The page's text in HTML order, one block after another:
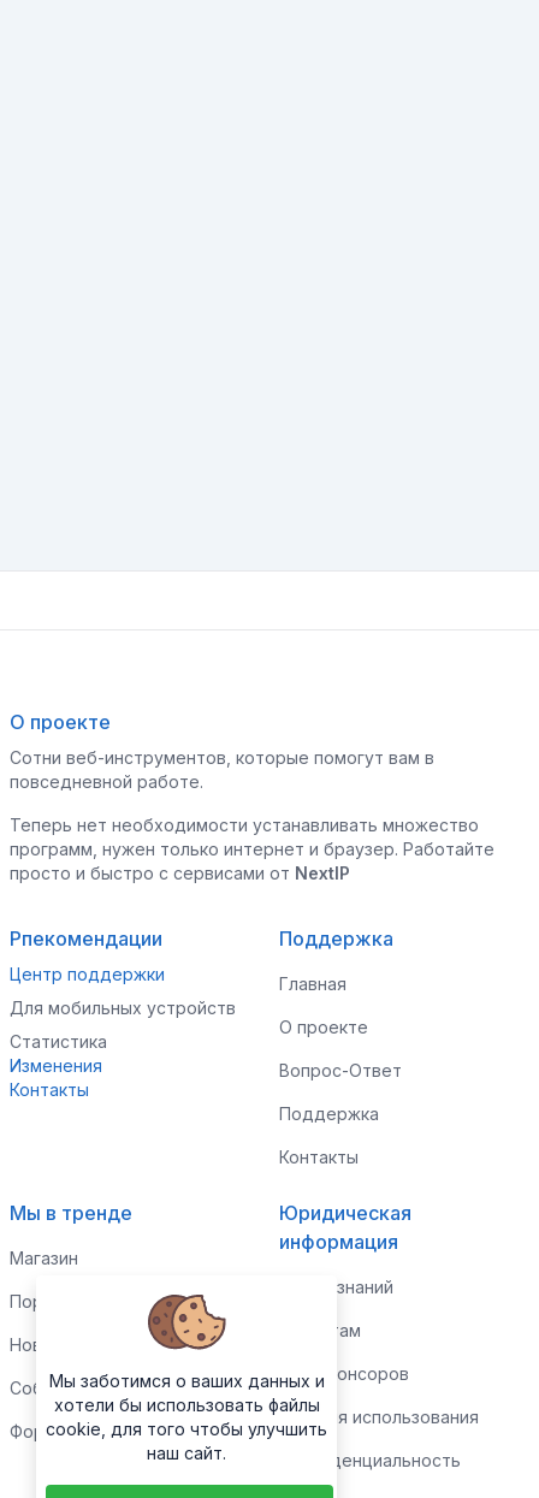
О проекте
Сотни веб-инструментов, которые помогут вам в
повседневной работе.
Теперь нет необходимости устанавливать множество
программ, нужен только интернет и браузер. Работайте
просто и быстро с сервисами от NextIP
Рпекомендации
Центр поддержки
Для мобильных устройств
Статистика
Изменения
Контакты
Поддержка
Главная
О проекте
Вопрос-Ответ
Поддержка
Контакты
Мы в тренде
Магазин
Портфолио
Новости
События
Форум
Юридическая
информация
Центр знаний
Клиентам
Для спонсоров
Условия использования
Конфиденциальность
Мы заботимся о ваших данных и
хотели бы использовать файлы
cookie, для того чтобы улучшить
наш сайт.